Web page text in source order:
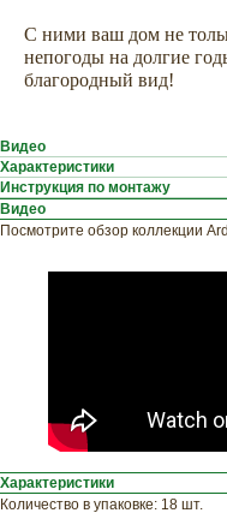
С ними ваш дом не
непогоды на долгие
благородный вид!
Видео
Характеристики
Инструкция по монтажу
Видео
Посмотрите обзор коллекции
Характеристики
Количество в упаковке: 18 шт.
стоимость
прямо сейчас